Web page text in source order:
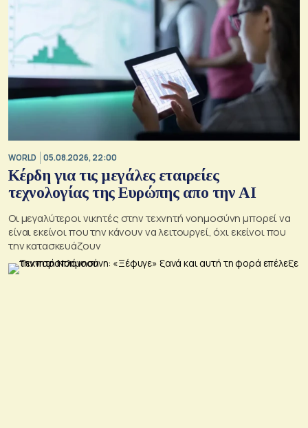
WORLD 05.08.2026, 22:00
Κέρδη για τις μεγάλες εταιρείες
τεχνολογίας της Ευρώπης απο την AI
Οι μεγαλύτεροι νικητές στην τεχνητή νοημοσύνη μπορεί να
είναι εκείνοι που την κάνουν να λειτουργεί, όχι εκείνοι που
την κατασκευάζουν